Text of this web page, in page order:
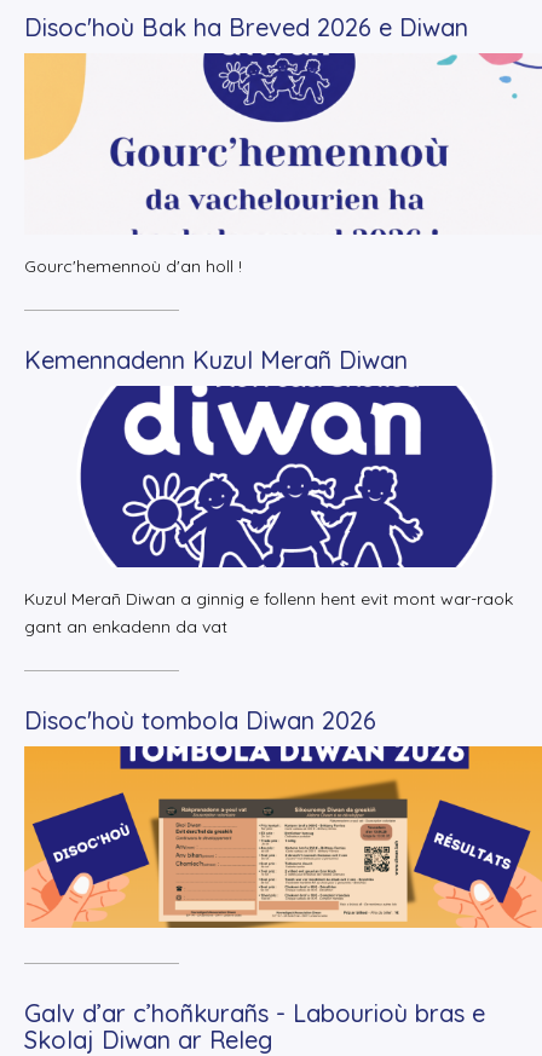
Disoc'hoù Bak ha Breved 2026 e Diwan
+Lire la suite
Gourc'hemennoù d'an holl !
Kemennadenn Kuzul Merañ Diwan
+ Lire la suite
Kuzul Merañ Diwan a ginnig e follenn hent evit mont war-raok
gant an enkadenn da vat
Disoc'hoù tombola Diwan 2026
+Lire la suite
Galv d’ar c’hoñkurañs - Labourioù bras e
Skolaj Diwan ar Releg